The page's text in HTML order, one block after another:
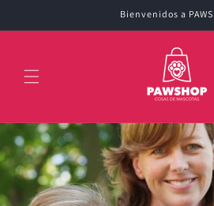
al contenido
Bienvenidos a